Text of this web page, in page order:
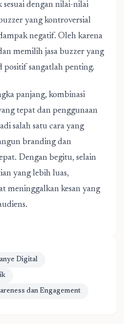
dengan nilai-nilai
yang kontroversial
negatif. Oleh karena
memilih jasa buzzer yang
sangatlah penting.
panjang, kombinasi
tepat dan penggunaan
salah satu cara yang
branding dan
Dengan begitu, selain
yang lebih luas,
meninggalkan kesan yang
Digital
dan Engagement